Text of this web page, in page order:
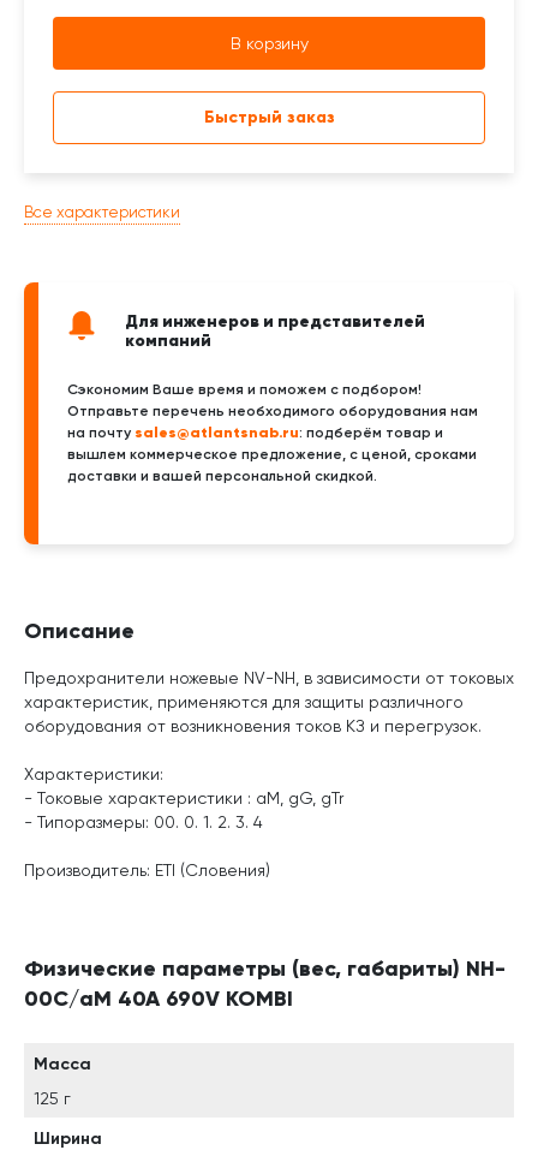
Все характеристики
Для инженеров и представителей
компаний
Сэкономим Ваше время и поможем с подбором!
Отправьте перечень необходимого оборудования нам
на почту sales@atlantsnab.ru: подберём товар и
вышлем коммерческое предложение, с ценой, сроками
доставки и вашей персональной скидкой.
В корзину
Быстрый заказ
Описание
Предохранители ножевые NV-NH, в зависимости от токовых
характеристик, применяются для защиты различного
оборудования от возникновения токов КЗ и перегрузок.
Характеристики:
- Токовые характеристики : aM, gG, gTr
- Типоразмеры: 00. 0. 1. 2. 3. 4
Производитель: ETI (Словения)
Физические параметры (вес, габариты) NH-
00C/aM 40A 690V KOMBI
Масса
125 г
Ширина